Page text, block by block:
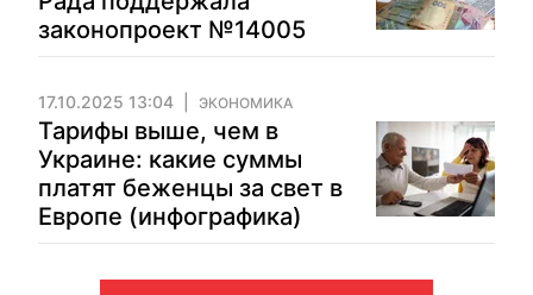
законопроект №14005
17.10.2025 13:04 ЭКОНОМИКА
Тарифы выше, чем в
Украине: какие суммы
платят беженцы за свет в
Европе (инфографика)